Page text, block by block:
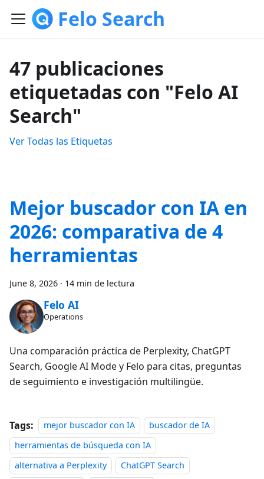
Felo Search
47 publicaciones
etiquetadas con "Felo AI
Search"
Ver Todas las Etiquetas
Mejor buscador con IA en
2026: comparativa de 4
herramientas
June 8, 2026 · 14 min de lectura
Felo AI
Operations
Una comparación práctica de Perplexity, ChatGPT
Search, Google AI Mode y Felo para citas, preguntas
de seguimiento e investigación multilingüe.
Tags: mejor buscador con IA
buscador de IA
herramientas de búsqueda con IA
alternativa a Perplexity
ChatGPT Search